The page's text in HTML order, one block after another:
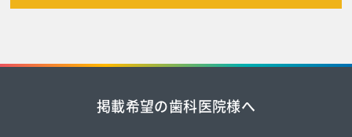
掲載希望の歯科医院様へ